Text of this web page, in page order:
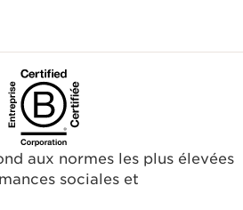
aux normes les plus élevées
sociales et